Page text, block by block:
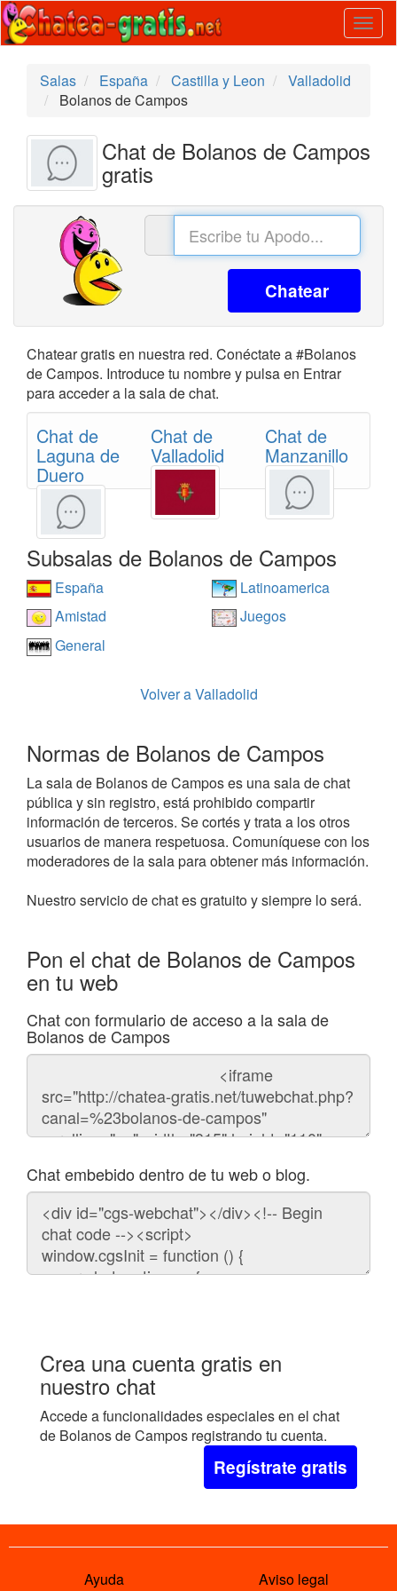
Salas
España Castilla y Leon
Valladolid
Bolanos de Campos
Chat de Bolanos de Campos
gratis
Chatear
Chatear gratis en nuestra red. Conéctate a #Bolanos
de Campos. Introduce tu nombre y pulsa en Entrar
para acceder a la sala de chat.
Chat de
Laguna de
Duero
Chat de
Valladolid
Chat de
Manzanillo
Subsalas de Bolanos de Campos
España
Latinoamerica
Amistad
Juegos
General
Volver a Valladolid
Normas de Bolanos de Campos
La sala de Bolanos de Campos es una sala de chat
pública y sin registro, está prohibido compartir
información de terceros. Se cortés y trata a los otros
usuarios de manera respetuosa. Comuníquese con los
moderadores de la sala para obtener más información.
Nuestro servicio de chat es gratuito y siempre lo será.
Pon el chat de Bolanos de Campos
en tu web
Chat con formulario de acceso a la sala de
Bolanos de Campos
Código
chat
Chat embebido dentro de tu web o blog.
Código
para
embeber
chat
Crea una cuenta gratis en
nuestro chat
Accede a funcionalidades especiales en el chat
de Bolanos de Campos registrando tu cuenta.
Regístrate gratis
Ayuda Aviso legal